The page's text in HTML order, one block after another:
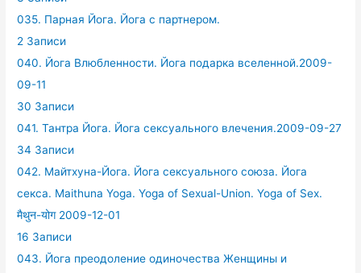
035. Парная Йога. Йога с партнером.
2 Записи
040. Йога Влюбленности. Йога подарка вселенной.2009-
09-11
30 Записи
041. Тантра Йога. Йога сексуального влечения.2009-09-27
34 Записи
042. Майтхуна-Йога. Йога сексуального союза. Йога
секса. Maithuna Yoga. Yoga of Sexual-Union. Yoga of Sex.
मैथुन-योग 2009-12-01
16 Записи
043. Йога преодоление одиночества Женщины и